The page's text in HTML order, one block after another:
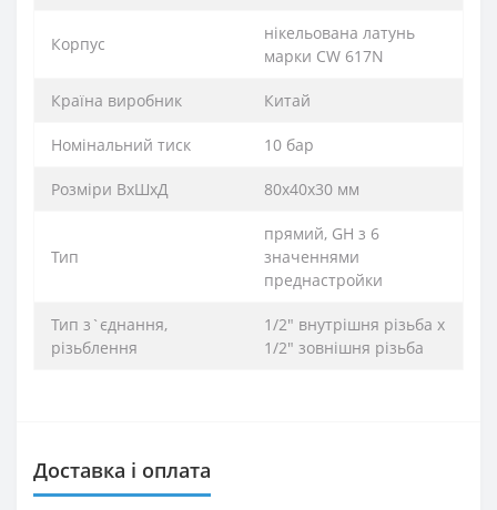
Корпус
нікельована латунь
марки CW 617N
Країна виробник Китай
Номінальний тиск 10 бар
Розміри ВхШхД 80x40x30 мм
Тип
прямий, GH з 6
значеннями
преднастройки
Тип з`єднання,
різьблення
1/2″ внутрішня різьба х
1/2″ зовнішня різьба
Доставка і оплата